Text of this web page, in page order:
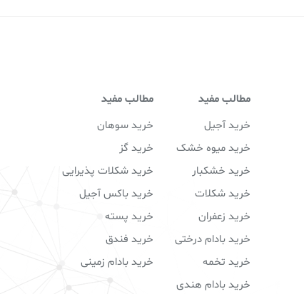
مطالب مفید
خرید آجیل
خرید میوه خشک
خرید خشکبار
خرید شکلات
خرید زعفران
خرید بادام درختی
خرید تخمه
خرید بادام هندی
مطالب مفید
خرید سوهان
خرید گز
خرید شکلات پذیرایی
خرید باکس آجیل
خرید پسته
خرید فندق
خرید بادام زمینی